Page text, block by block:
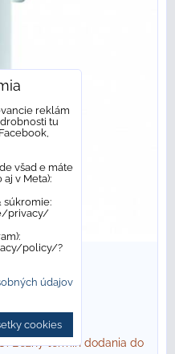
Bežný termín dodania do
reklám
tu
všad e máte
v Meta):
súkromie:
privacy/
policy/?
údajov
cookies